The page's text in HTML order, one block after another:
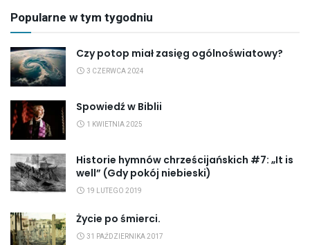
Popularne w tym tygodniu
Czy potop miał zasięg ogólnoświatowy?
3 CZERWCA 2024
Spowiedź w Biblii
1 KWIETNIA 2025
Historie hymnów chrześcijańskich #7: „It is
well” (Gdy pokój niebieski)
19 LUTEGO 2019
Życie po śmierci.
31 PAŹDZIERNIKA 2017